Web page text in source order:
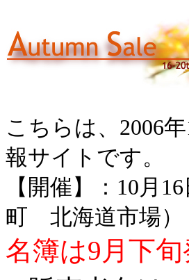
こちらは、2006
報サイトです。
【開催】：10月
町 北海道市場）
名簿は9月下